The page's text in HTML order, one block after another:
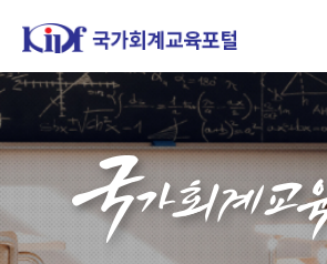
홈페이지가 새롭게 개편되었습니다.
한국조세재정연구원홈페이지가 새롭